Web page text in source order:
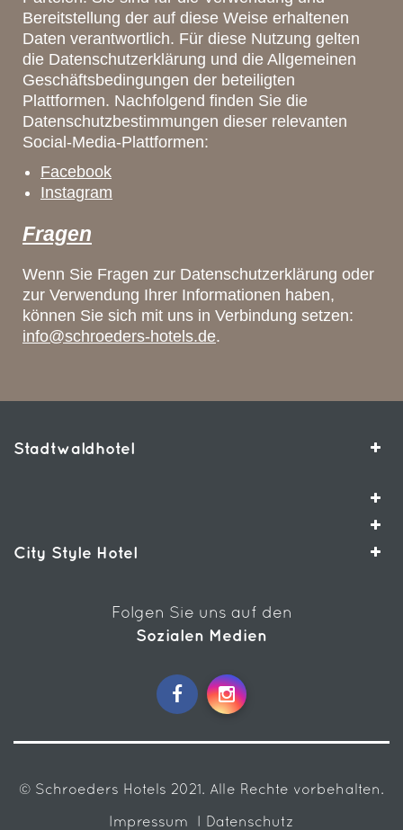
Bereitstellung der auf diese Weise erhaltenen
Daten verantwortlich. Für diese Nutzung gelten
die Datenschutzerklärung und die Allgemeinen
Geschäftsbedingungen der beteiligten
Plattformen. Nachfolgend finden Sie die
Datenschutzbestimmungen dieser relevanten
Social-Media-Plattformen:
Facebook
Instagram
Fragen
Wenn Sie Fragen zur Datenschutzerklärung oder
zur Verwendung Ihrer Informationen haben,
können Sie sich mit uns in Verbindung setzen:
info@schroeders-hotels.de.
Stadtwaldhotel
City Style Hotel
Folgen Sie uns auf den
Sozialen Medien
© Schroeders Hotels 2021. Alle Rechte vorbehalten.
Impressum
I Datenschutz